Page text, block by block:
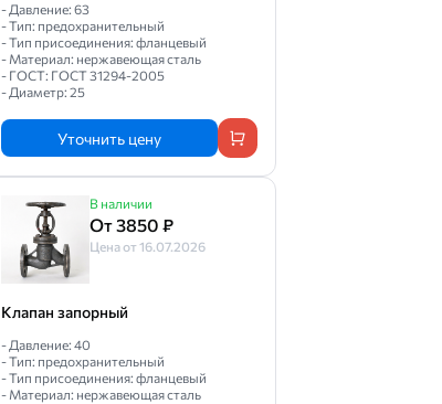
- Давление: 63
- Тип: предохранительный
- Тип присоединения: фланцевый
- Материал: нержавеющая сталь
- ГОСТ: ГОСТ 31294-2005
- Диаметр: 25
Уточнить цену
В наличии
От 3850 ₽
Цена от 16.07.2026
Клапан запорный
- Давление: 40
- Тип: предохранительный
- Тип присоединения: фланцевый
- Материал: нержавеющая сталь